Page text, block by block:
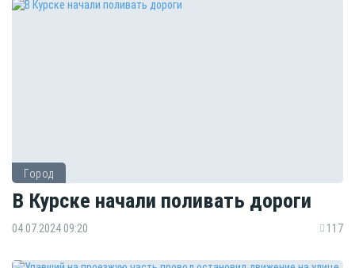
Город
В Курске начали поливать дороги
04.07.2024 09:20 117